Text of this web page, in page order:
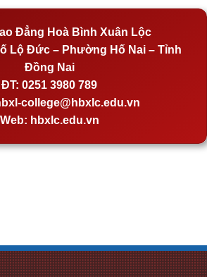
Đẳng Hoà Bình Xuân Lộc
Lộ Đức – Phường Hố Nai – Tỉnh
Đồng Nai
ĐT: 0251 3980 789
college@hbxlc.edu.vn
Web: hbxlc.edu.vn